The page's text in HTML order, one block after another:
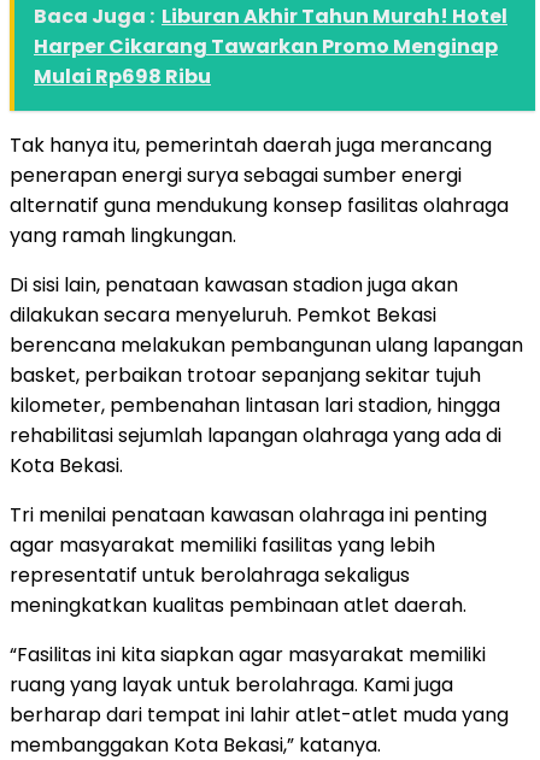
Baca Juga : Liburan Akhir Tahun Murah! Hotel
Harper Cikarang Tawarkan Promo Menginap
Mulai Rp698 Ribu
Tak hanya itu, pemerintah daerah juga merancang
penerapan energi surya sebagai sumber energi
alternatif guna mendukung konsep fasilitas olahraga
yang ramah lingkungan.
Di sisi lain, penataan kawasan stadion juga akan
dilakukan secara menyeluruh. Pemkot Bekasi
berencana melakukan pembangunan ulang lapangan
basket, perbaikan trotoar sepanjang sekitar tujuh
kilometer, pembenahan lintasan lari stadion, hingga
rehabilitasi sejumlah lapangan olahraga yang ada di
Kota Bekasi.
Tri menilai penataan kawasan olahraga ini penting
agar masyarakat memiliki fasilitas yang lebih
representatif untuk berolahraga sekaligus
meningkatkan kualitas pembinaan atlet daerah.
“Fasilitas ini kita siapkan agar masyarakat memiliki
ruang yang layak untuk berolahraga. Kami juga
berharap dari tempat ini lahir atlet-atlet muda yang
membanggakan Kota Bekasi,” katanya.